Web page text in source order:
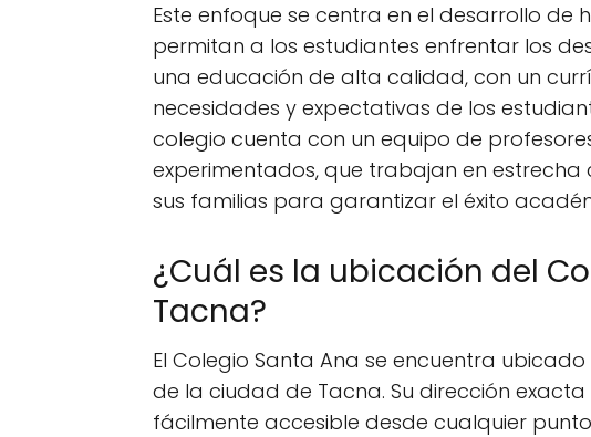
Este enfoque se centra en el desarrollo de
permitan a los estudiantes enfrentar los
una educación de alta calidad, con un
necesidades y expectativas de los
colegio cuenta con un equipo de
experimentados, que trabajan en
sus familias para garantizar el éxito
¿Cuál es la ubicación del
Tacna?
El Colegio Santa Ana se encuentra
de la ciudad de Tacna. Su dirección exacta
fácilmente accesible desde cualquier